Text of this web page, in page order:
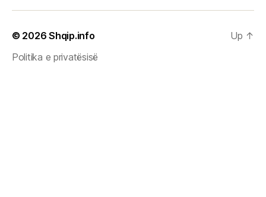
© 2026Shqip.info
Politika e privatësisë
Up ↑